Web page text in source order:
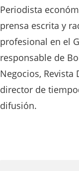
Periodista
prensa escrita y
profesional en el
responsable de
Negocios,
director de
difusión.